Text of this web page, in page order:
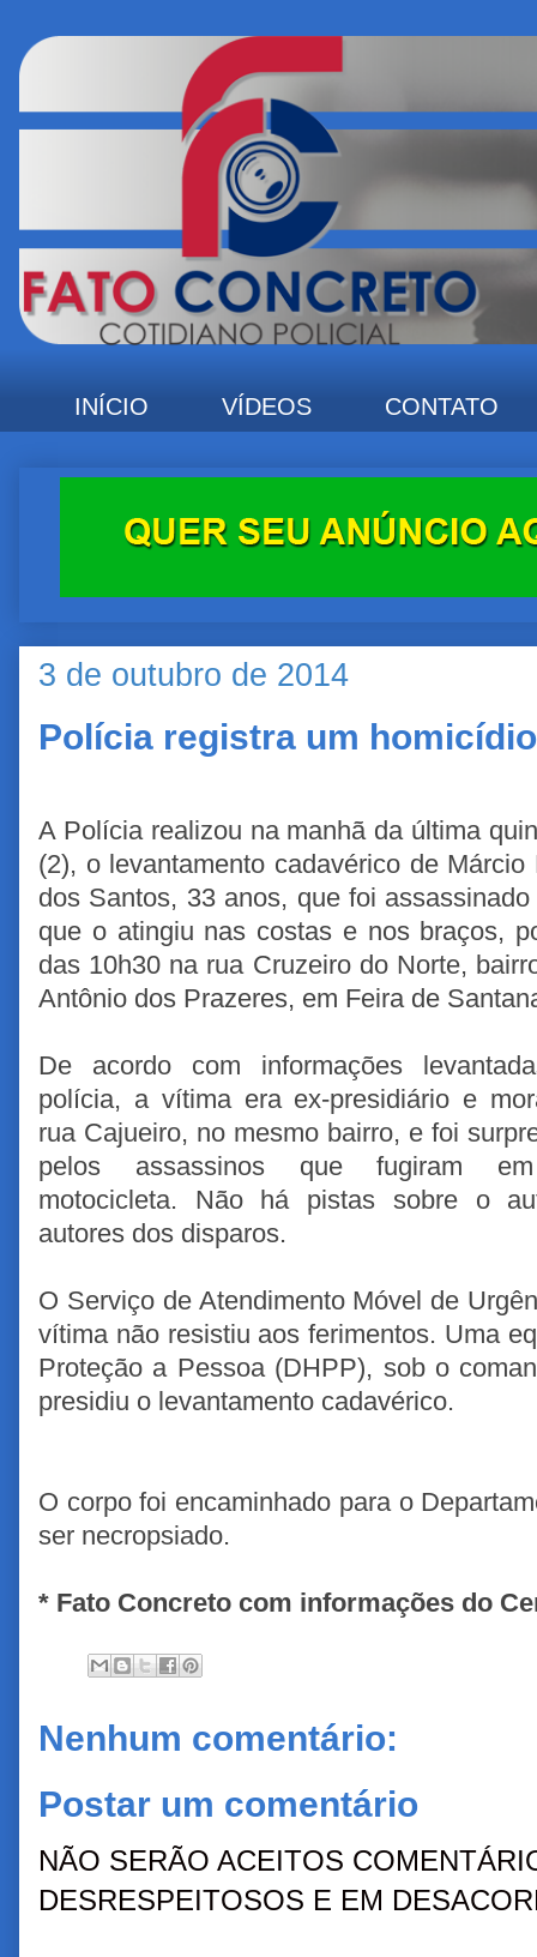
INÍCIO VÍDEOS CONTATO
3 de outubro de 2014
Polícia registra um
A Polícia realizou na manhã da última
(2), o levantamento cadavérico de Márcio
dos Santos, 33 anos, que foi
que o atingiu nas costas e nos braços,
das 10h30 na rua Cruzeiro do Norte,
Antônio dos Prazeres, em Feira de
De acordo com informações
polícia, a vítima era ex-presidiário e
rua Cajueiro, no mesmo bairro, e foi
pelos assassinos que fugiram
motocicleta. Não há pistas sobre o
autores dos disparos.
O Serviço de Atendimento Móvel de
vítima não resistiu aos ferimentos. Uma
Proteção a Pessoa (DHPP), sob o
presidiu o levantamento cadavérico.
O corpo foi encaminhado para o
ser necropsiado.
* Fato Concreto com informações do
Nenhum comentário:
Postar um comentário
NÃO SERÃO ACEITOS
DESRESPEITOSOS E EM